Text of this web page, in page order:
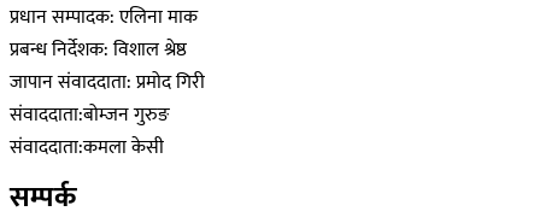
प्रधान सम्पादक: एलिना माक
प्रबन्ध निर्देशक: विशाल श्रेष्ठ
जापान संवाददाता: प्रमोद गिरी
संवाददाता:बोम्जन गुरुङ
संवाददाता:कमला केसी
सम्पर्क